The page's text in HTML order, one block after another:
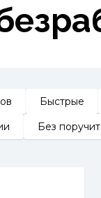
Быстрые
Без